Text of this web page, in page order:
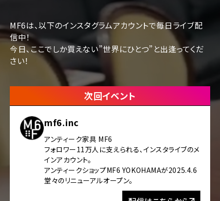
MF6は、以下のインスタグラムアカウントで毎日ライブ配
信中！
今日、ここでしか買えない”世界にひとつ”と出逢ってくだ
さい！
次回イベント
mf6.inc
アンティーク家具 MF6
フォロワー11万人に支えられる、インスタライブのメ
インアカウント。
アンティークショップMF6 YOKOHAMAが2025.4.6
堂々のリニューアルオープン。